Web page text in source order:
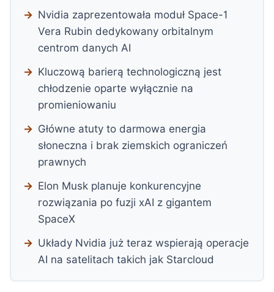
Nvidia zaprezentowała moduł Space-1
Vera Rubin dedykowany orbitalnym
centrom danych AI
Kluczową barierą technologiczną jest
chłodzenie oparte wyłącznie na
promieniowaniu
Główne atuty to darmowa energia
słoneczna i brak ziemskich ograniczeń
prawnych
Elon Musk planuje konkurencyjne
rozwiązania po fuzji xAI z gigantem
SpaceX
Układy Nvidia już teraz wspierają operacje
AI na satelitach takich jak Starcloud